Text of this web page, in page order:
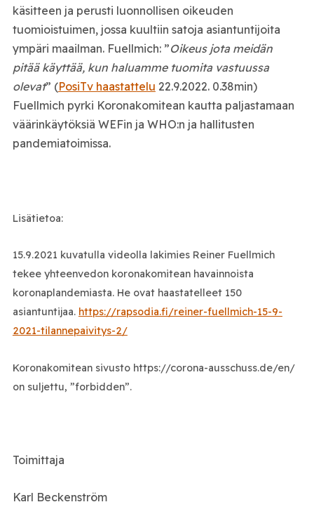
käsitteen ja perusti luonnollisen oikeuden
tuomioistuimen, jossa kuultiin satoja asiantuntijoita
ympäri maailman. Fuellmich: ”Oikeus jota meidän
pitää käyttää, kun haluamme tuomita vastuussa
olevat” (PosiTv haastattelu 22.9.2022. 0.38min)
Fuellmich pyrki Koronakomitean kautta paljastamaan
väärinkäytöksiä WEFin ja WHO:n ja hallitusten
pandemiatoimissa.
Lisätietoa:
15.9.2021 kuvatulla videolla lakimies Reiner Fuellmich
tekee yhteenvedon koronakomitean havainnoista
koronaplandemiasta. He ovat haastatelleet 150
asiantuntijaa. https://rapsodia.fi/reiner-fuellmich-15-9-
2021-tilannepaivitys-2/
Koronakomitean sivusto https://corona-ausschuss.de/en/
on suljettu, ”forbidden”.
Toimittaja
Karl Beckenström